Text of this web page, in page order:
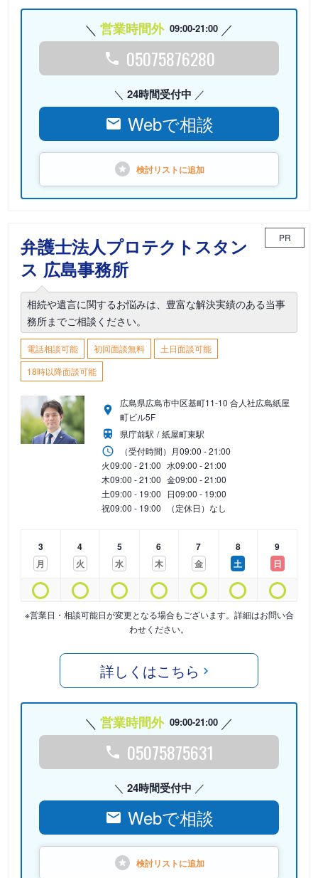
営業時間外 09:00-21:00
05075876280
24時間受付中
Webで相談
検討リストに追加
弁護士法人プロテクトスタン
ス 広島事務所
PR
相続や遺言に関するお悩みは、豊富な解決実績のある当事
務所までご相談ください。
電話相談可能 初回面談無料
土日面談可能
18時以降面談可能
広島県広島市中区基町11-10 合人社広島紙屋
町ビル5F
県庁前駅
紙屋町東駅
（受付時間） 月09:00 - 21:00
火09:00 - 21:00 水09:00 - 21:00
木09:00 - 21:00 金09:00 - 21:00
土09:00 - 19:00 日09:00 - 19:00
祝09:00 - 19:00 （定休日）なし
3
月
4
火
5
水
6
木
7
金
8
土
9
日
※営業日・相談可能日が変更となる場合もございます。詳細はお問い合
わせください。
詳しくはこちら
営業時間外 09:00-21:00
05075875631
24時間受付中
Webで相談
検討リストに追加